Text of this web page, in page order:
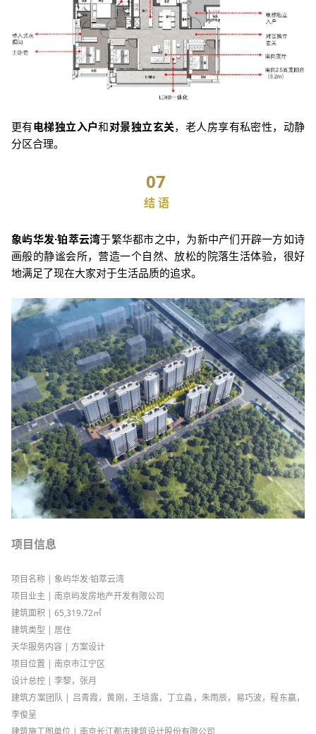
更有电梯独立入户和对景独立玄关，老人房享有私密性，动静
分区合理。
07
结 语
象屿华发·铂萃云湾于繁华都市之中，为新中产们开辟一方如诗
画般的静谧会所，营造一个自然、放松的院落生活体验，很好
地满足了现在大家对于生活品质的追求。
项目信息
项目名称 | 象屿华发·铂萃云湾
项目业主 | 南京屿发房地产开发有限公司
建筑面积 | 65,319.72㎡
建筑类型 | 居住
天华服务内容 | 方案设计
项目位置 | 南京市江宁区
设计总控 | 李黎，张月
建筑方案团队 | 吕青霞，黄刚，王培露，丁立淼，朱雨辰，易巧波，程东赢，
李俊呈
建筑施工图单位 | 南京长江都市建筑设计股份有限公司